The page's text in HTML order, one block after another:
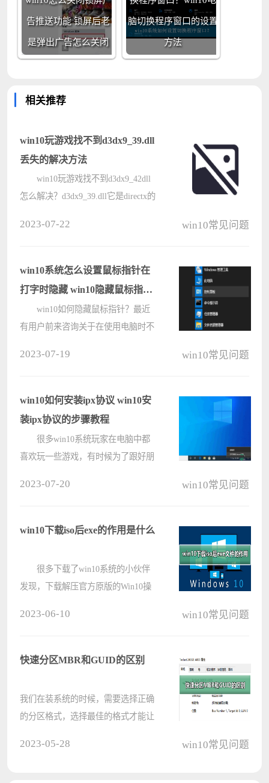
告推送功能 锁屏后老
是弹出广告怎么关闭
脑切换程序窗口的设置
方法
相关推荐
win10玩游戏找不到d3dx9_39.dll
丢失的解决方法
win10玩游戏找不到d3dx9_42dll
怎么解决？d3dx9_39.dll它是directx的
那么要怎么修复d3dx9_39.dll呢？
一????
2023-07-22 win10常见问题
win10系统怎么设置鼠标指针在
打字时隐藏 win10隐藏鼠标指针
的方法
win10如何隐藏鼠标指针？最近
有用户前来咨询关于在使用电脑时不
解一下吧 win10隐藏鼠标指针的方法
????
2023-07-19 win10常见问题
win10如何安装ipx协议 win10安
装ipx协议的步骤教程
很多win10系统玩家在电脑中都
喜欢玩一些游戏，有时候为了跟好朋
并不知道ipx协议怎么安装吧，针对这
2023-07-20 win10常见问题
win10下载iso后exe的作用是什么
很多下载了win10系统的小伙伴
发现，下载解压官方原版的Win10操
是运行sources文件夹下的setup.exe程
2023-06-10 win10常见问题
快速分区MBR和GUID的区别
我们在装系统的时候，需要选择正确
的分区格式，选择最佳的格式才能让
2023-05-28 win10常见问题